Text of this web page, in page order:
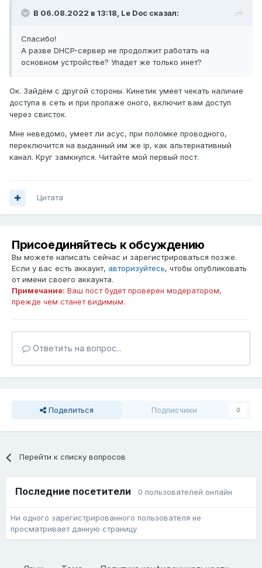
В 06.08.2022 в 13:18, Le Doc сказал:
Спасибо!
А разве DHCP-сервер не продолжит работать на
основном устройстве? Упадет же только инет?
Ок. Зайдём с другой стороны. Кинетик умеет чекать наличие
доступа в сеть и при пропаже оного, включит вам доступ
через свисток.
Мне неведомо, умеет ли асус, при поломке проводного,
переключится на выданный им же ip, как альтернативный
канал. Круг замкнулся. Читайте мой первый пост.
Цитата
Присоединяйтесь к обсуждению
Вы можете написать сейчас и зарегистрироваться позже.
Если у вас есть аккаунт, авторизуйтесь, чтобы опубликовать
от имени своего аккаунта.
Примечание: Ваш пост будет проверен модератором,
прежде чем станет видимым.
Ответить на вопрос...
Поделиться Подписчики 0
Перейти к списку вопросов
Последние посетители 0 пользователей онлайн
Ни одного зарегистрированного пользователя не
просматривает данную страницу